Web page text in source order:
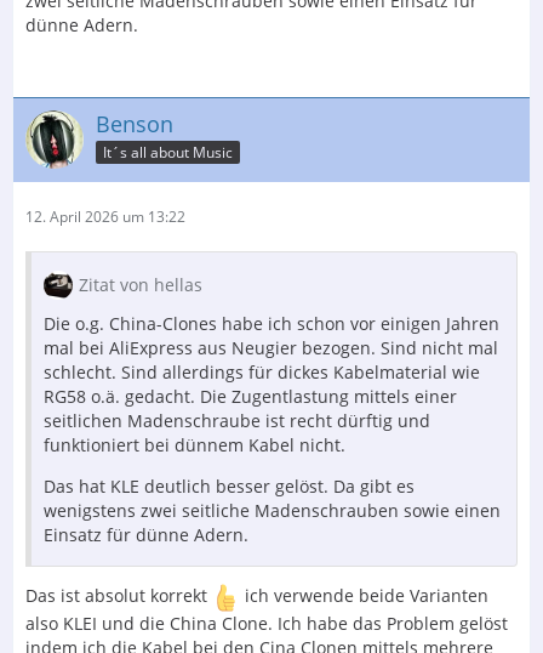
dünne Adern.
Benson
It´s all about Music
12. April 2026 um 13:22
Zitat von hellas
Die o.g. China-Clones habe ich schon vor einigen Jahren
mal bei AliExpress aus Neugier bezogen. Sind nicht mal
schlecht. Sind allerdings für dickes Kabelmaterial wie
RG58 o.ä. gedacht. Die Zugentlastung mittels einer
seitlichen Madenschraube ist recht dürftig und
funktioniert bei dünnem Kabel nicht.
Das hat KLE deutlich besser gelöst. Da gibt es
wenigstens zwei seitliche Madenschrauben sowie einen
Einsatz für dünne Adern.
Das ist absolut korrekt
ich verwende beide Varianten
also KLEI und die China Clone. Ich habe das Problem gelöst
indem ich die Kabel bei den Cina Clonen mittels mehrere